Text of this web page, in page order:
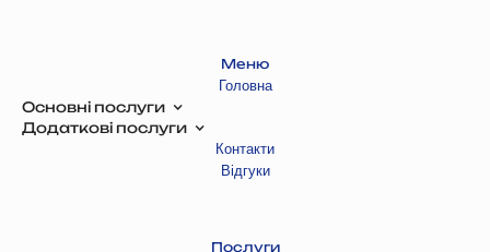
Меню
Головна
Основні послуги
Додаткові послуги
Контакти
Відгуки
Послуги